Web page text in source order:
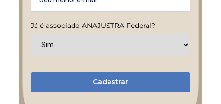
Já é associado ANAJUSTRA Federal?
Cadastrar